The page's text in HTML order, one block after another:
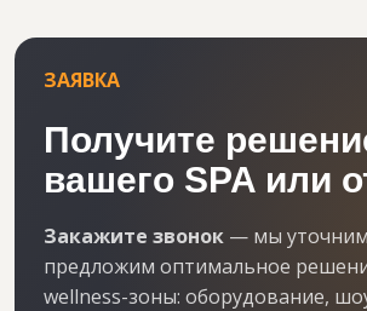
ЗАЯВКА
Получите
вашего SPA или
Закажите звонок — мы уточним
предложим оптимальное
wellness-зоны: оборудование,